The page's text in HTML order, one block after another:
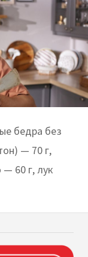
бедра без
— 70 г,
60 г, лук